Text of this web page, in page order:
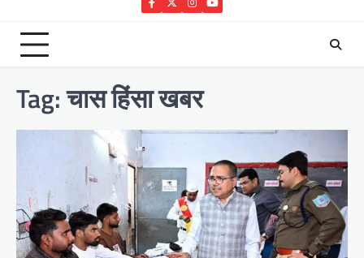
Facebook
TwitterInstagram
YouTube
Tag:चास हिंसा खबर